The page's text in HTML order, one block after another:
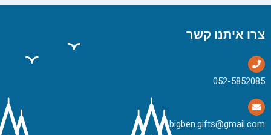
צרו איתנו קשר
bigben.gifts@gmail.com